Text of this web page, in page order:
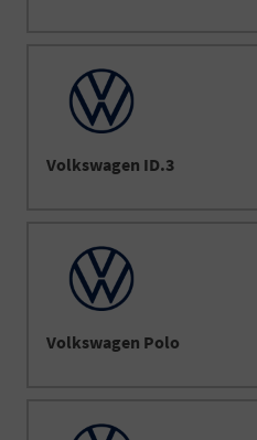
Volkswagen ID.3
Volkswagen Polo